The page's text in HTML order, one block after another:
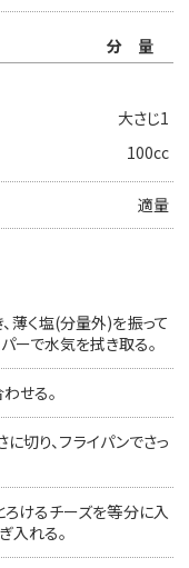
分量
大さじ1
100cc
適量
薄く塩(分量外)を振って
ーで水気を拭き取る。
せる。
切り、フライパンでさっ
ろけるチーズを等分に入
入れる。